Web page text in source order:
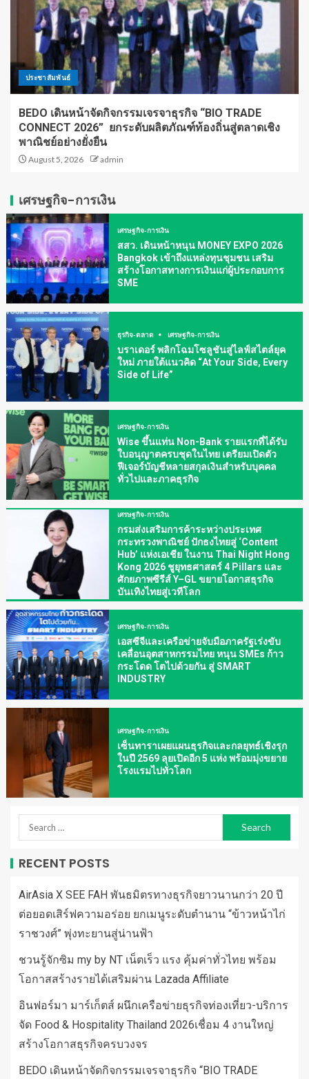
ประชาสัมพันธ์
BEDO เดินหน้าจัดกิจกรรมเจรจาธุรกิจ “BIO TRADE
CONNECT 2026” ยกระดับผลิตภัณฑ์ท้องถิ่นสู่ตลาดเชิง
พาณิชย์อย่างยั่งยืน
August 5, 2026 admin
เศรษฐกิจ-การเงิน
เศรษฐกิจ-การเงิน
สสว. เดินหน้าหนุน MONEY EXPO 2026
Bangkok เข้าถึงแหล่งทุนชุมชน เสริม
สร้างโอกาสทางการเงินแก่ผู้ประกอบการ
SME
ธุรกิจ-ตลาด เศรษฐกิจ-การเงิน
บราเดอร์ พลิกโฉมโซลูชันสู่ไลฟ์สไตล์ยุค
ใหม่ ภายใต้แนวคิด “At Your Side, Every
Side of Life”
เศรษฐกิจ-การเงิน
Wise ขึ้นแท่น Non-Bank รายแรกที่ได้รับ
ใบอนุญาตครบชุดในไทย เตรียมเปิดตัว
ฟีเจอร์บัญชีหลายสกุลเงินสำหรับบุคคล
ทั่วไปและภาคธุรกิจ
เศรษฐกิจ-การเงิน
กรมส่งเสริมการค้าระหว่างประเทศ
กระทรวงพาณิชย์ ปักธงไทยสู่ ‘Content
Hub’ แห่งเอเชีย ในงาน Thai Night Hong
Kong 2026 ชูยุทธศาสตร์ 4 Pillars และ
ศักยภาพซีรีส์ Y–GL ขยายโอกาสธุรกิจ
บันเทิงไทยสู่เวทีโลก
เศรษฐกิจ-การเงิน
เอสซีจีและเครือข่ายจับมือภาครัฐเร่งขับ
เคลื่อนอุตสาหกรรมไทย หนุน SMEs ก้าว
กระโดด โตไปด้วยกัน สู่ SMART
INDUSTRY
เศรษฐกิจ-การเงิน
เซ็นทาราเผยแผนธุรกิจและกลยุทธ์เชิงรุก
ในปี 2569 ลุยเปิดอีก 5 แห่ง พร้อมมุ่งขยาย
โรงแรมไปทั่วโลก
RECENT POSTS
AirAsia X SEE FAH พันธมิตรทางธุรกิจยาวนานกว่า 20 ปี
ต่อยอดเสิร์ฟความอร่อย ยกเมนูระดับตำนาน “ข้าวหน้าไก่
ราชวงศ์” พุ่งทะยานสู่น่านฟ้า
ชวนรู้จักซิม my by NT เน็ตเร็ว แรง คุ้มค่าทั่วไทย พร้อม
โอกาสสร้างรายได้เสริมผ่าน Lazada Affiliate
อินฟอร์มา มาร์เก็ตส์ ผนึกเครือข่ายธุรกิจท่องเที่ยว-บริการ
จัด Food & Hospitality Thailand 2026เชื่อม 4 งานใหญ่
สร้างโอกาสธุรกิจครบวงจร
BEDO เดินหน้าจัดกิจกรรมเจรจาธุรกิจ “BIO TRADE